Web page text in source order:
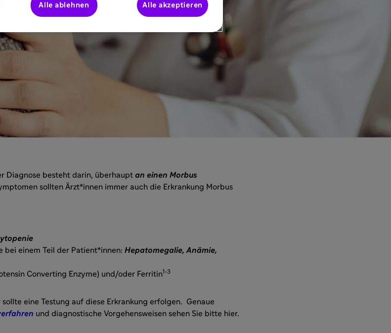
Diagnose besteht darin, überhauptan einen Morbus
sollten Ärzt*innen immer auch die Erkrankung Morbus
bei einem Teil der Patient*innen: Hepatomegalie, Anämie,
Converting Enzyme) und/oder Ferritin1-3
eine Testung auf diese Erkrankung erfolgen. Genaue
und diagnostische Vorgehensweisen sehen Sie bitte hier.
Alle akzeptieren
Alle ablehnen